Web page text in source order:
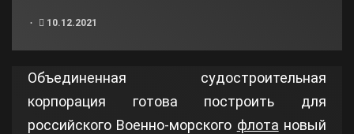
10.12.2021
Объединенная судостроительная
корпорация готова построить для
российского Военно-морского флота новый